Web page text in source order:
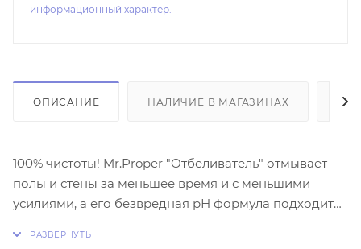
информационный характер.
ОПИСАНИЕ НАЛИЧИЕ В МАГАЗИНАХ
100% чистоты! Mr.Proper "Отбеливатель" отмывает
полы и стены за меньшее время и с меньшими
усилиями, а его безвредная рН формула подходит